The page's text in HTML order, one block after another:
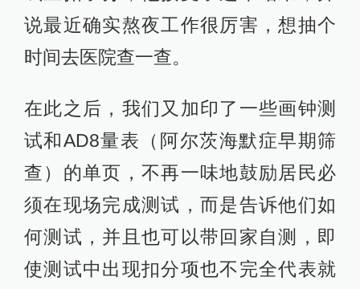
说最近确实熬夜工作很厉害，想抽个
时间去医院查一查。
在此之后，我们又加印了一些画钟测
试和AD8量表（阿尔茨海默症早期筛
查）的单页，不再一味地鼓励居民必
须在现场完成测试，而是告诉他们如
何测试，并且也可以带回家自测，即
使测试中出现扣分项也不完全代表就